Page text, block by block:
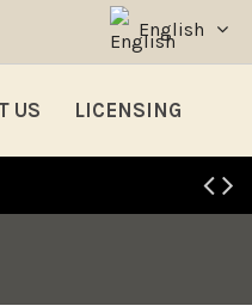
English
US LICENSING